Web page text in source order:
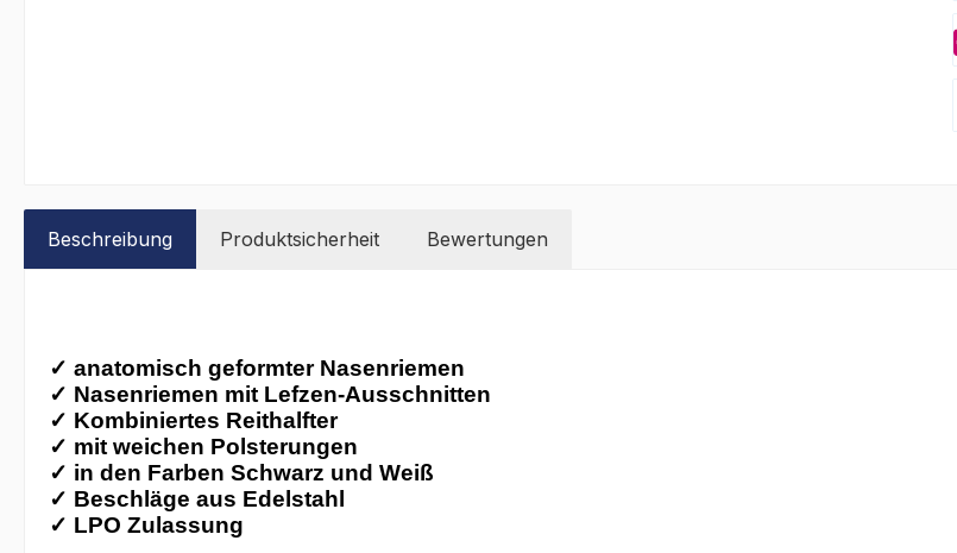
Beschreibung Produktsicherheit Bewertungen
✓ anatomisch geformter Nasenriemen
✓ Nasenriemen mit Lefzen-Ausschnitten
✓ Kombiniertes Reithalfter
✓ mit weichen Polsterungen
✓ in den Farben Schwarz und Weiß
✓ Beschläge aus Edelstahl
✓ LPO Zulassung